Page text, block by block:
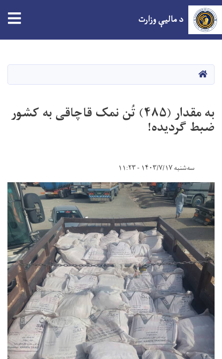
د مالیې وزارت
HOME
به مقدار (۴۸۵) تُن نمک قاچاقی به کشور
ضبط گردیده!
سه‌شنبه ۱۴۰۳/۷/۱۷ - ۱۱:۲۳